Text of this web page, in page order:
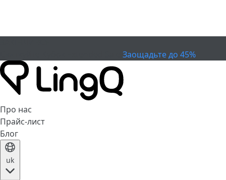
Заощадьте до 45%
Про нас
Прайс-лист
Блог
uk